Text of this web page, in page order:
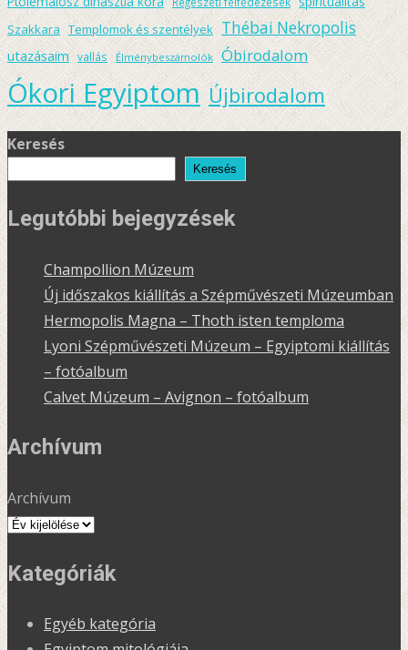
Szakkara Templomok és szentélyek Thébai Nekropolis
utazásaim vallás Élménybeszámolók Óbirodalom
Ókori Egyiptom Újbirodalom
Keresés
Keresés
Legutóbbi bejegyzések
Champollion Múzeum
Új időszakos kiállítás a Szépművészeti Múzeumban
Hermopolis Magna – Thoth isten temploma
Lyoni Szépművészeti Múzeum – Egyiptomi kiállítás
– fotóalbum
Calvet Múzeum – Avignon – fotóalbum
Archívum
Archívum
Kategóriák
Egyéb kategória